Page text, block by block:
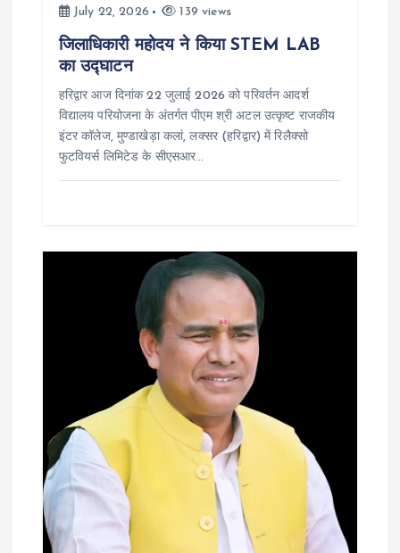
July 22, 2026 139 views
जिलाधिकारी महोदय ने किया STEM LAB
का उद्घाटन
हरिद्वार आज दिनांक 22 जुलाई 2026 को परिवर्तन आदर्श
विद्यालय परियोजना के अंतर्गत पीएम श्री अटल उत्कृष्ट राजकीय
इंटर कॉलेज, मुण्डाखेड़ा कलां, लक्सर (हरिद्वार) में रिलैक्सो
फुटवियर्स लिमिटेड के सीएसआर…